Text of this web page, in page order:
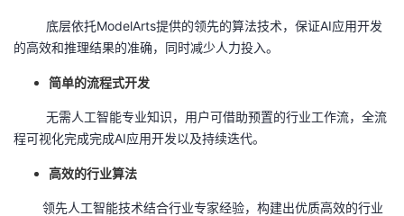
的
程
我
认
的
我
技
的
底层依托ModelArts提供的领先的算法技术，保证AI应用开发
的高效和推理结果的准确，同时减少人力投入。
简单的流程式开发
无需人工智能专业知识，用户可借助预置的行业工作流，全流
程可视化完成完成AI应用开发以及持续迭代。
高效的行业算法
领先人工智能技术结合行业专家经验，构建出优质高效的行业